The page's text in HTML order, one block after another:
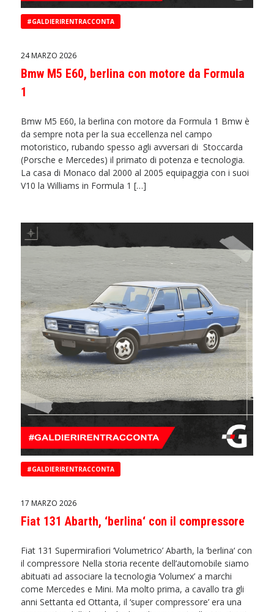
#GALDIERIRENTRACCONTA
24 MARZO 2026
Bmw M5 E60, berlina con motore da Formula
1
Bmw M5 E60, la berlina con motore da Formula 1 Bmw è
da sempre nota per la sua eccellenza nel campo
motoristico, rubando spesso agli avversari di Stoccarda
(Porsche e Mercedes) il primato di potenza e tecnologia.
La casa di Monaco dal 2000 al 2005 equipaggia con i suoi
V10 la Williams in Formula 1 […]
#GALDIERIRENTRACCONTA
17 MARZO 2026
Fiat 131 Abarth, ‘berlina‘ con il compressore
Fiat 131 Supermirafiori ‘Volumetrico’ Abarth, la ‘berlina‘ con
il compressore Nella storia recente dell’automobile siamo
abituati ad associare la tecnologia ‘Volumex’ a marchi
come Mercedes e Mini. Ma molto prima, a cavallo tra gli
anni Settanta ed Ottanta, il ‘super compressore’ era una